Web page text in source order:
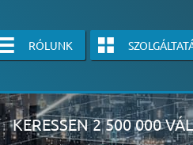
RÓLUNK
KERESSEN 2 500 000